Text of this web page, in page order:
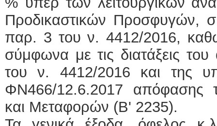
Προδικαστικών Προσφυγών,
παρ. 3 του ν. 4412/2016,
σύμφωνα με τις διατάξεις
του ν. 4412/2016 και της
ΦΝ466/12.6.2017 απόφασης
και Μεταφορών (Β' 2235).